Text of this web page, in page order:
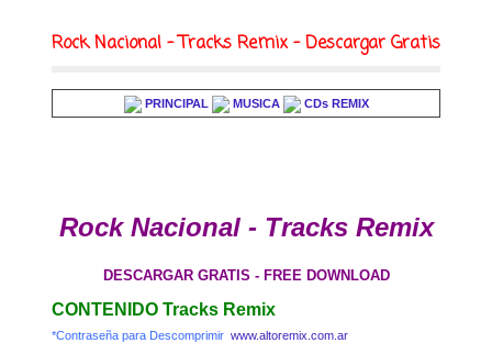
Rock Nacional - Tracks Remix - Descargar Gratis
PRINCIPAL MUSICA CDs REMIX
Rock Nacional - Tracks Remix
DESCARGAR GRATIS - FREE DOWNLOAD
CONTENIDO Tracks Remix
*Contraseña para Descomprimir www.altoremix.com.ar